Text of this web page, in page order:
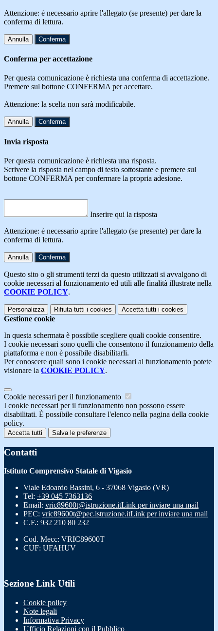
Attenzione: è necessario aprire l'allegato (se presente) per dare la
conferma di lettura.
Annulla Conferma
Conferma per accettazione
Per questa comunicazione è richiesta una conferma di accettazione.
Premere sul bottone CONFERMA per accettare.
Attenzione: la scelta non sarà modificabile.
Annulla Conferma
Invia risposta
Per questa comunicazione è richiesta una risposta.
Scrivere la risposta nel campo di testo sottostante e premere sul
bottone CONFERMA per confermare la propria adesione.
Inserire qui la risposta
Attenzione: è necessario aprire l'allegato (se presente) per dare la
conferma di lettura.
Annulla Conferma
Questo sito o gli strumenti terzi da questo utilizzati si avvalgono di
cookie necessari al funzionamento ed utili alle finalità illustrate nella
COOKIE POLICY.
Personalizza Rifiuta tutti i cookies Accetta tutti i cookies
Gestione cookie
In questa schermata è possibile scegliere quali cookie consentire.
I cookie necessari sono quelli che consentono il funzionamento della
piattaforma e non è possibile disabilitarli.
Per conoscere quali sono i cookie necessari al funzionamento potete
visionare la COOKIE POLICY.
Cookie necessari per il funzionamento
I cookie necessari per il funzionamento non possono essere
disabilitati. È possibile consultare l'elenco nella pagina della cookie
policy.
Accetta tutti Salva le preferenze
Contatti
Istituto Comprensivo Statale di Vigasio
Viale Edoardo Bassini, 6 - 37068 Vigasio (VR)
Tel: +39 045 7363136
Email: vric89600t@istruzione.itLink per inviare una mail
PEC: vric89600t@pec.istruzione.itLink per inviare una mail
C.F.: 932 210 80 232
Cod. Mecc: VRIC89600T
CUF: UFAHUV
Sezione Link Utili
Cookie policy
Note legali
Informativa Privacy
Ufficio Relazioni con il Pubblico